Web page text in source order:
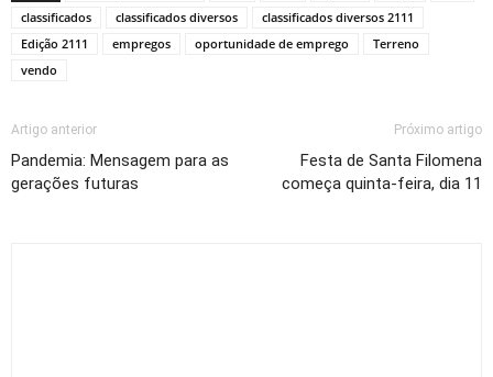
classificados
classificados diversos
classificados diversos 2111
Edição 2111
empregos oportunidade de emprego
Terreno
vendo
Artigo anterior
Pandemia: Mensagem para as
gerações futuras
Próximo artigo
Festa de Santa Filomena
começa quinta-feira, dia 11